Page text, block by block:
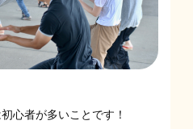
心者が多いことです！